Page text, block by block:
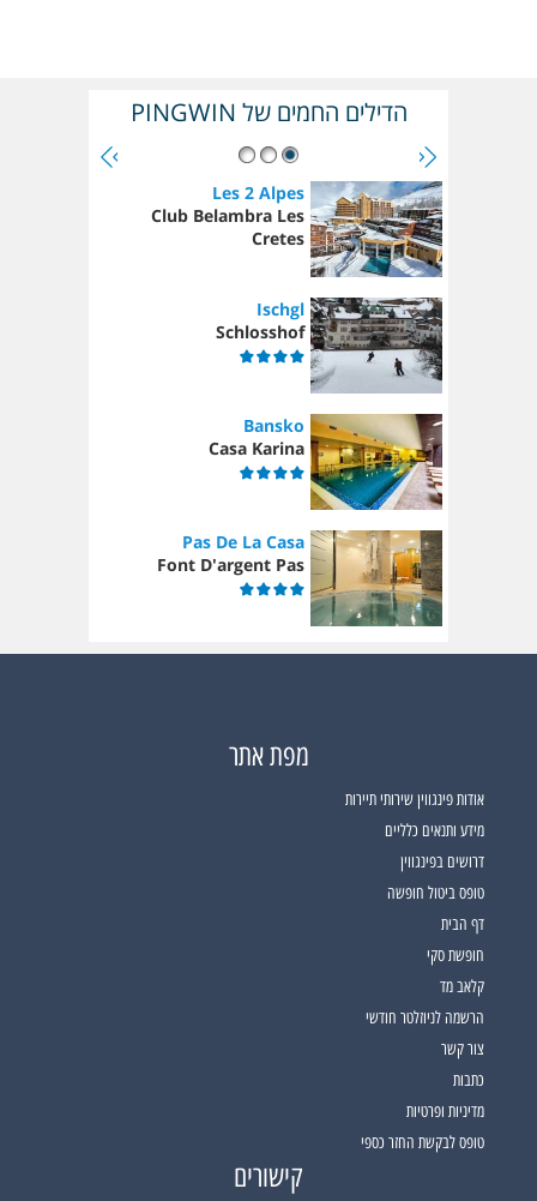
הדילים החמים של PINGWIN
Les 2 Alpes
Club Belambra Les
Cretes
Ischgl
Schlosshof
Bansko
Casa Karina
Pas De La Casa
Font D'argent Pas
מפת אתר
אודות פינגווין שירותי תיירות
מידע ותנאים כלליים
דרושים בפינגווין
טופס ביטול חופשה
דף הבית
חופשת סקי
קלאב מד
הרשמה לניוזלטר חודשי
צור קשר
כתבות
מדיניות ופרטיות
טופס לבקשת החזר כספי
קישורים